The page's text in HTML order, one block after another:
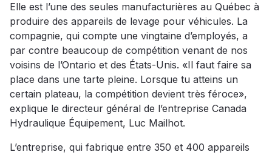
Elle est l’une des seules manufacturières au Québec à
produire des appareils de levage pour véhicules. La
compagnie, qui compte une vingtaine d’employés, a
par contre beaucoup de compétition venant de nos
voisins de l’Ontario et des États-Unis. «Il faut faire sa
place dans une tarte pleine. Lorsque tu atteins un
certain plateau, la compétition devient très féroce»,
explique le directeur général de l’entreprise Canada
Hydraulique Équipement, Luc Mailhot.
L’entreprise, qui fabrique entre 350 et 400 appareils